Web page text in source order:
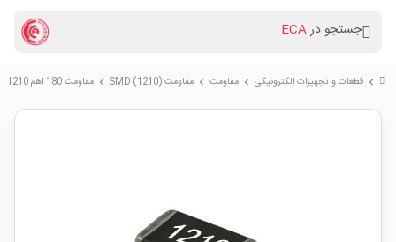
جستجو درECA
chevron_right قطعات و تجهیزات الکترونیکی chevron_right مقاومت chevron_right مقاومت (SMD (1210 chevron_right مقاومت 180 اهم SMD 1210